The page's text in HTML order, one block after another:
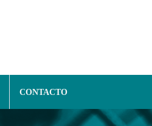
CONTACTO